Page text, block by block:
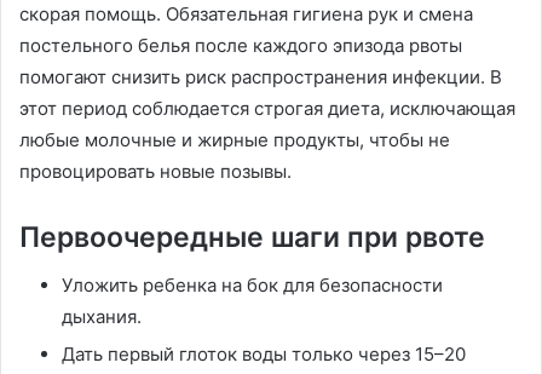
скорая помощь. Обязательная гигиена рук и смена
постельного белья после каждого эпизода рвоты
помогают снизить риск распространения инфекции. В
этот период соблюдается строгая диета, исключающая
любые молочные и жирные продукты, чтобы не
провоцировать новые позывы.
Первоочередные шаги при рвоте
Уложить ребенка на бок для безопасности
дыхания.
Дать первый глоток воды только через 15–20